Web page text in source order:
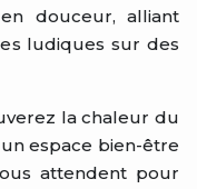
douceur, alliant
ludiques sur des
la chaleur du
espace bien-être
attendent pour